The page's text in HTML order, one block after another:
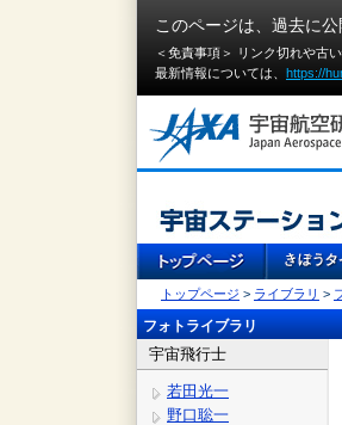
このページは、過去に
＜免責事項＞ リンク切れや古
最新情報については、 https://
トップページ > ライブラリ >
フォトライブラリ
宇宙飛行士
若田光一
野口聡一